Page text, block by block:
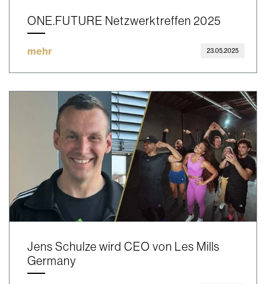
ONE.FUTURE Netzwerktreffen 2025
mehr 23.05.2025
Jens Schulze wird CEO von Les Mills
Germany